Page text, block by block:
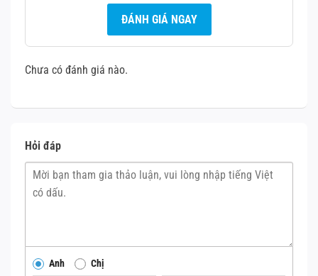
Thế hệ iPad Gen 11 được trang bị chip A16 Bionic siêu
mạnh, cung cấp hiệu suất vượt trội cho mọi tác vụ. Nhờ
cải tiến Neural Engine và công nghệ máy học tiên tiến,
AR (thực tế ảo tăng cường).
ĐÁNH GIÁ NGAY
Chưa có đánh giá nào.
Hỏi đáp
Anh Chị